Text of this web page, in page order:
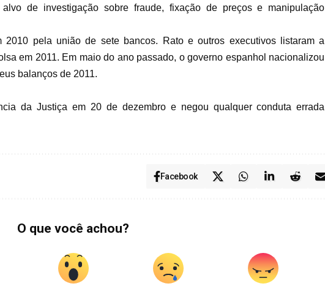
de investigação sobre fraude, fixação de preços e manipulação
2010 pela união de sete bancos. Rato e outros executivos listaram a
em 2011. Em maio do ano passado, o governo espanhol nacionalizou
balanços de 2011.
da Justiça em 20 de dezembro e negou qualquer conduta errada
Facebook
O que você achou?